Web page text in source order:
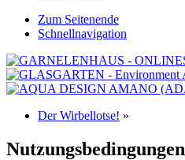
Zum Seitenende
Schnellnavigation
Der Wirbellotse! »
Nutzungsbedingungen